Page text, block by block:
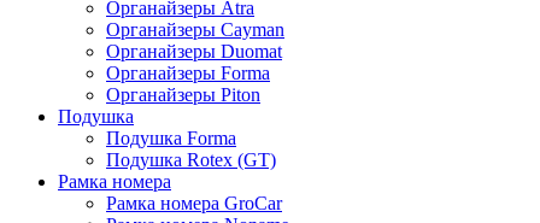
Органайзеры Atra
Органайзеры Cayman
Органайзеры Duomat
Органайзеры Forma
Органайзеры Piton
Подушка
Подушка Forma
Подушка Rotex (GT)
Рамка номера
Рамка номера GroCar